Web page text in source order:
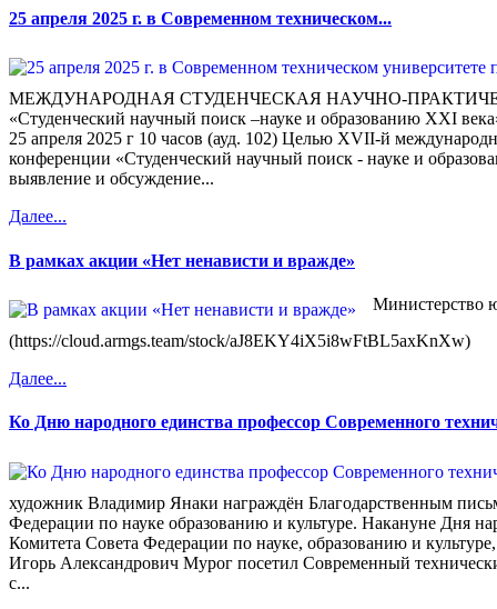
25 апреля 2025 г. в Современном техническом...
МЕЖДУНАРОДНАЯ СТУДЕНЧЕСКАЯ НАУЧНО-
«Студенческий научный поиск –науке и образованию XXI
25 апреля 2025 г 10 часов (ауд. 102) Целью XVII-й
конференции «Студенческий научный поиск - науке и
выявление и обсуждение...
Далее...
В рамках акции «Нет ненависти и вражде»
Министерство
(https://cloud.armgs.team/stock/aJ8EKY4iX5i8wFtBL5axKnXw)
Далее...
Ко Дню народного единства профессор Современного
художник Владимир Янаки награждён Благодарственным
Федерации по науке образованию и культуре. Накануне Дня
Комитета Совета Федерации по науке, образованию и культуре,
Игорь Александрович Мурог посетил Современный
с...